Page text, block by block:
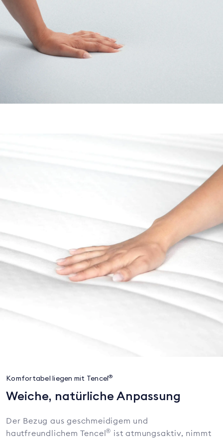
Komfortabel liegen mit Tencel®
Weiche, natürliche Anpassung
Der Bezug aus geschmeidigem und
hautfreundlichem Tencel® ist atmungsaktiv, nimmt